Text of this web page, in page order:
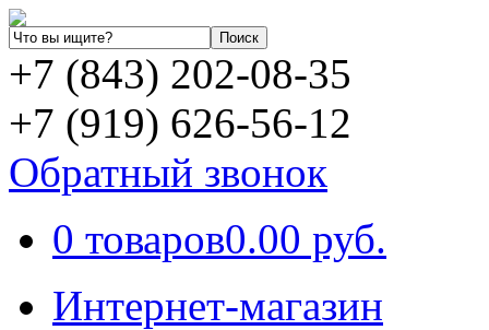
+7 (843) 202-08-35
+7 (919) 626-56-12
Обратный звонок
0 товаров0.00 руб.
Интернет-магазин